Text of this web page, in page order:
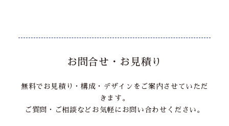
お問合せ・お見積り
無料でお見積り・構成・デザインをご案内させていただ
きます。
ご質問・ご相談などお気軽にお問い合わせください。